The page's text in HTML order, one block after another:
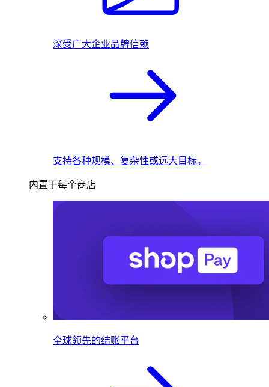
深受广大企业品牌信赖
支持各种规模、复杂性或远大目标。
内置于每个商店
全球领先的结账平台